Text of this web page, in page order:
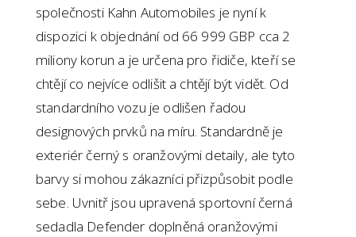
společnosti Kahn Automobiles je nyní k
dispozici k objednání od 66 999 GBP cca 2
miliony korun a je určena pro řidiče, kteří se
chtějí co nejvíce odlišit a chtějí být vidět. Od
standardního vozu je odlišen řadou
designových prvků na míru. Standardně je
exteriér černý s oranžovými detaily, ale tyto
barvy si mohou zákazníci přizpůsobit podle
sebe. Uvnitř jsou upravená sportovní černá
sedadla Defender doplněná oranžovými